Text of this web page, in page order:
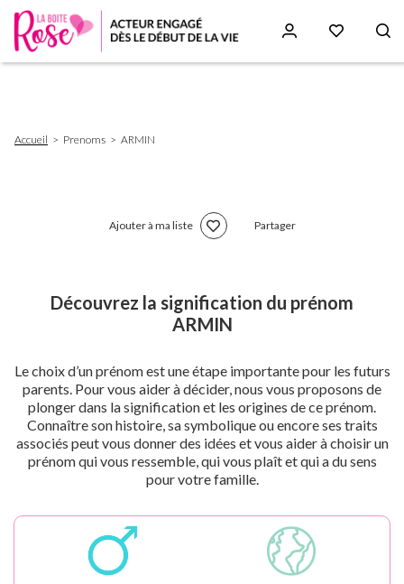
d'Ariane
Accueil Prenoms ARMIN
Ajouter à ma liste Partager
Découvrez la signification du prénom
ARMIN
Le choix d’un prénom est une étape importante pour les futurs
parents. Pour vous aider à décider, nous vous proposons de
plonger dans la signification et les origines de ce prénom.
Connaître son histoire, sa symbolique ou encore ses traits
associés peut vous donner des idées et vous aider à choisir un
prénom qui vous ressemble, qui vous plaît et qui a du sens
pour votre famille.